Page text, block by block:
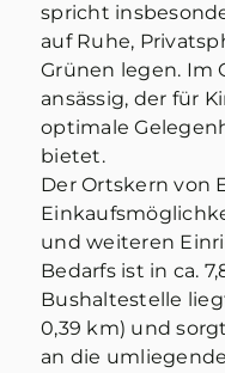
spricht
auf Ruhe,
Grünen legen. Im
ansässig, der für
optimale
bietet.
Der Ortskern von
und weiteren
Bedarfs ist in ca.
Bushaltestelle
0,39 km) und
an die